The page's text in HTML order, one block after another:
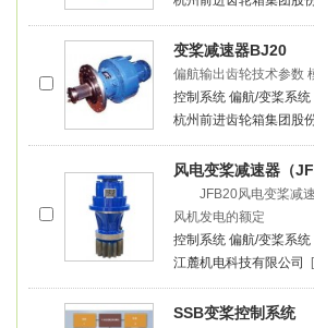
变桨减速器BJ20
偏航输出齿轮技术参数
控制系统 偏航/变桨系统
杭州前进齿轮箱集团股
风电变桨减速器（
JFB20风电变桨减
风机发电的额定
控制系统 偏航/变桨系统
江麓机电科技有限公司
SSB变桨控制系统